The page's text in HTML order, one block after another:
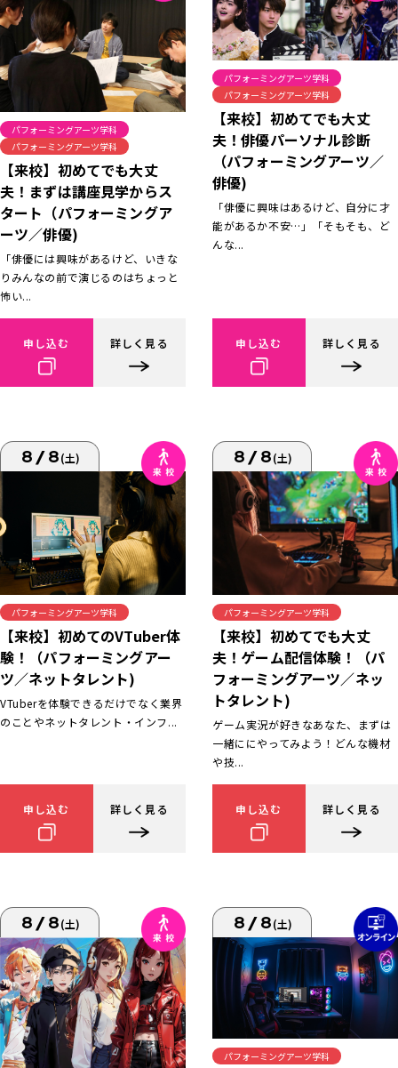
パフォーミングアーツ学科
パフォーミングアーツ学科
【来校】初めてでも大丈
夫！まずは講座見学からス
タート（パフォーミングア
ーツ／俳優)
「俳優には興味があるけど、いきな
りみんなの前で演じるのはちょっと
怖い...
申し込む 詳しく見る
パフォーミングアーツ学科
パフォーミングアーツ学科
【来校】初めてでも大丈
夫！俳優パーソナル診断
（パフォーミングアーツ／
俳優)
「俳優に興味はあるけど、自分に才
能があるか不安…」「そもそも、ど
んな...
申し込む 詳しく見る
8/8(土)
パフォーミングアーツ学科
【来校】初めてのVTuber体
験！（パフォーミングアー
ツ／ネットタレント)
VTuberを体験できるだけでなく業界
のことやネットタレント・インフ...
申し込む 詳しく見る
8/8(土)
パフォーミングアーツ学科
【来校】初めてでも大丈
夫！ゲーム配信体験！（パ
フォーミングアーツ／ネッ
トタレント)
ゲーム実況が好きなあなた、まずは
一緒ににやってみよう！どんな機材
や技...
申し込む 詳しく見る
8/8(土) 8/8(土)
パフォーミングアーツ学科